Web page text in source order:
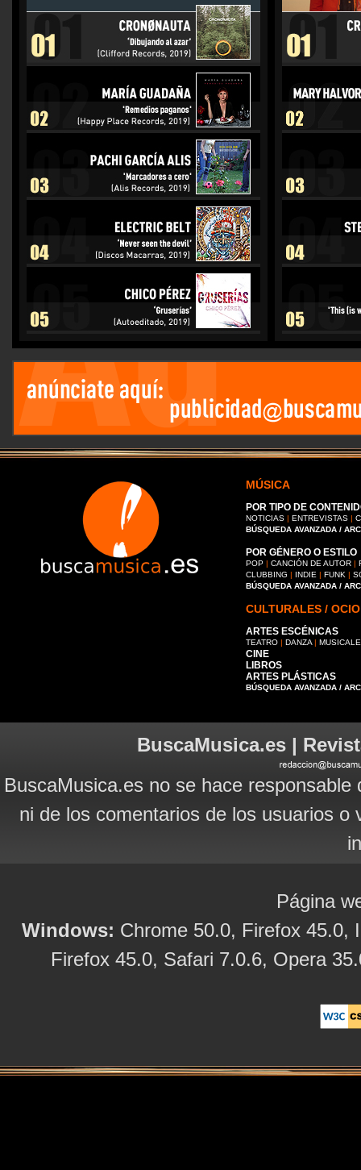
MÚSICA
POR TIPO DE
NOTICIAS | ENTREVISTAS |
BÚSQUEDA AVANZADA /
POR GÉNERO O ESTILO
POP | CANCIÓN DE AUTOR |
CLUBBING | INDIE | FUNK |
BÚSQUEDA AVANZADA /
CULTURALES / OCIO
ARTES ESCÉNICAS
TEATRO | DANZA |
CINE
LIBROS
ARTES PLÁSTICAS
BÚSQUEDA AVANZADA /
BuscaMusica.es |
BuscaMusica.es no se hace
ni de los comentarios de los usuarios
Página
Windows: Chrome 50.0, Firefox 45.0,
Firefox 45.0, Safari 7.0.6, Opera